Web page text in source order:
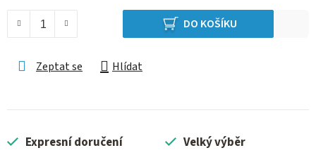
DO KOŠÍKU
Zeptat se Hlídat
Expresní doručení Velký výběr